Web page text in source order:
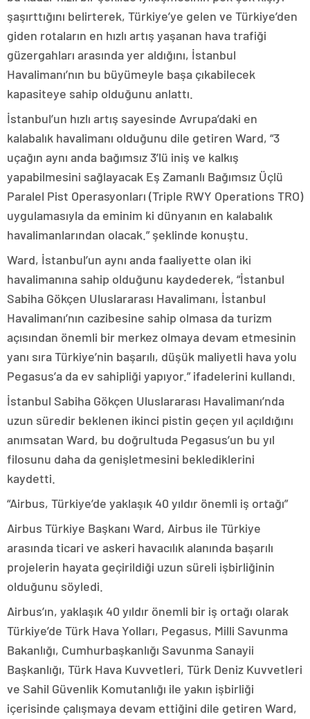
şaşırttığını belirterek, Türkiye’ye gelen ve Türkiye’den
giden rotaların en hızlı artış yaşanan hava trafiği
güzergahları arasında yer aldığını, İstanbul
Havalimanı’nın bu büyümeyle başa çıkabilecek
kapasiteye sahip olduğunu anlattı.
İstanbul’un hızlı artış sayesinde Avrupa’daki en
kalabalık havalimanı olduğunu dile getiren Ward, “3
uçağın aynı anda bağımsız 3’lü iniş ve kalkış
yapabilmesini sağlayacak Eş Zamanlı Bağımsız Üçlü
Paralel Pist Operasyonları (Triple RWY Operations TRO)
uygulamasıyla da eminim ki dünyanın en kalabalık
havalimanlarından olacak.” şeklinde konuştu.
Ward, İstanbul’un aynı anda faaliyette olan iki
havalimanına sahip olduğunu kaydederek, “İstanbul
Sabiha Gökçen Uluslararası Havalimanı, İstanbul
Havalimanı’nın cazibesine sahip olmasa da turizm
açısından önemli bir merkez olmaya devam etmesinin
yanı sıra Türkiye’nin başarılı, düşük maliyetli hava yolu
Pegasus’a da ev sahipliği yapıyor.” ifadelerini kullandı.
İstanbul Sabiha Gökçen Uluslararası Havalimanı’nda
uzun süredir beklenen ikinci pistin geçen yıl açıldığını
anımsatan Ward, bu doğrultuda Pegasus’un bu yıl
filosunu daha da genişletmesini beklediklerini
kaydetti.
“Airbus, Türkiye’de yaklaşık 40 yıldır önemli iş ortağı”
Airbus Türkiye Başkanı Ward, Airbus ile Türkiye
arasında ticari ve askeri havacılık alanında başarılı
projelerin hayata geçirildiği uzun süreli işbirliğinin
olduğunu söyledi.
Airbus’ın, yaklaşık 40 yıldır önemli bir iş ortağı olarak
Türkiye’de Türk Hava Yolları, Pegasus, Milli Savunma
Bakanlığı, Cumhurbaşkanlığı Savunma Sanayii
Başkanlığı, Türk Hava Kuvvetleri, Türk Deniz Kuvvetleri
ve Sahil Güvenlik Komutanlığı ile yakın işbirliği
içerisinde çalışmaya devam ettiğini dile getiren Ward,